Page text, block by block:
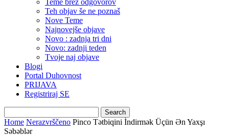
Teme brez odgovorov
Teh objav še ne poznaš
Nove Teme
Najnovejše objave
Novo : zadnja tri dni
Novo: zadnji teden
Tvoje naj objave
Blogi
Portal Duhovnost
PRIJAVA
Registriraj SE
Home Nerazvrščeno Pinco Tətbiqini İndirmək Üçün Ən Yaxşı
Səbəblər